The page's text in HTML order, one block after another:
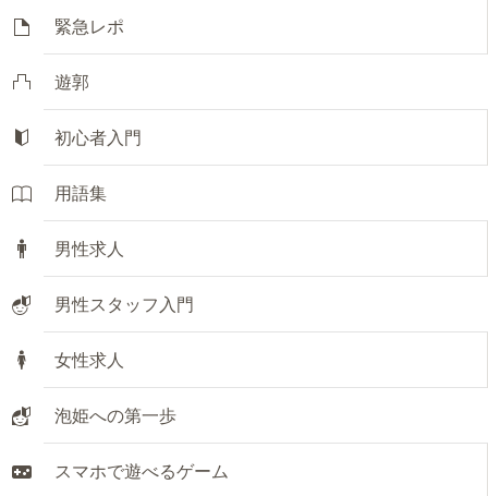
緊急レポ
遊郭
初心者入門
用語集
男性求人
男性スタッフ入門
女性求人
泡姫への第一歩
スマホで遊べるゲーム